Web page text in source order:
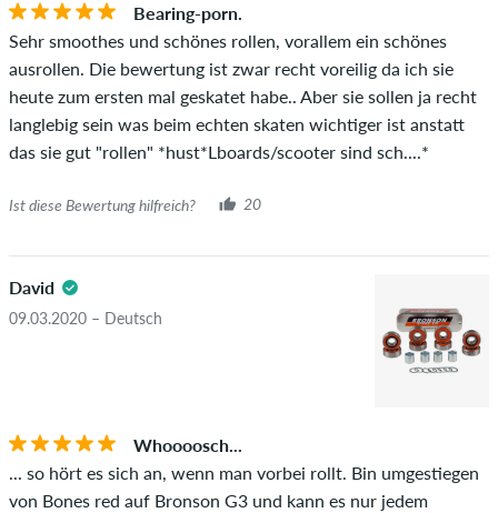
Ob die Bewertung von einer Person stammt, die diesen
Artikel wirklich gekauft hat, erkennst du am grünen Haken
neben dem Namen mit dem Zusatz "Verifizierter Kauf". Bei
diesen Personen wurde der Kauf anhand ihrer Bestellungen
überprüft. Bei Bewertungen ohne grünen Haken, können wir
leider nicht garantieren, dass die Personen den Artikel
Bearing-porn.
Sehr smoothes und schönes rollen, vorallem ein schönes
ausrollen. Die bewertung ist zwar recht voreilig da ich sie
heute zum ersten mal geskatet habe.. Aber sie sollen ja recht
langlebig sein was beim echten skaten wichtiger ist anstatt
das sie gut "rollen" *hust*Lboards/scooter sind sch....*
Ist diese Bewertung hilfreich? 20
David
09.03.2020 – Deutsch
Whoooosch...
... so hört es sich an, wenn man vorbei rollt. Bin umgestiegen
von Bones red auf Bronson G3 und kann es nur jedem